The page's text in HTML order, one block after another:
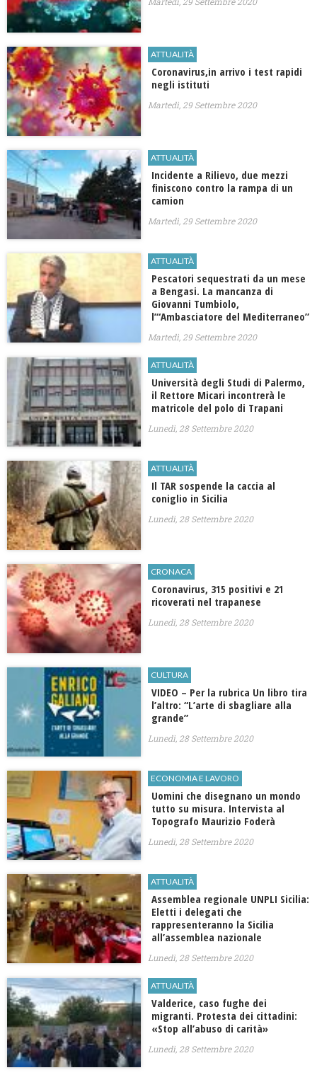
ATTUALITÀ
Coronavirus,in arrivo i test rapidi
negli istituti
Martedì, 29 Settembre 2020
ATTUALITÀ
Incidente a Rilievo, due mezzi
finiscono contro la rampa di un
camion
Martedì, 29 Settembre 2020
ATTUALITÀ
Pescatori sequestrati da un mese
a Bengasi. La mancanza di
Giovanni Tumbiolo,
l’“Ambasciatore del Mediterraneo”
Martedì, 29 Settembre 2020
ATTUALITÀ
Università degli Studi di Palermo,
il Rettore Micari incontrerà le
matricole del polo di Trapani
Lunedì, 28 Settembre 2020
ATTUALITÀ
Il TAR sospende la caccia al
coniglio in Sicilia
Lunedì, 28 Settembre 2020
CRONACA
Coronavirus, 315 positivi e 21
ricoverati nel trapanese
Lunedì, 28 Settembre 2020
CULTURA
VIDEO – Per la rubrica Un libro tira
l’altro: “L’arte di sbagliare alla
grande”
Lunedì, 28 Settembre 2020
ECONOMIA E LAVORO
Uomini che disegnano un mondo
tutto su misura. Intervista al
Topografo Maurizio Foderà
Lunedì, 28 Settembre 2020
ATTUALITÀ
Assemblea regionale UNPLI Sicilia:
Eletti i delegati che
rappresenteranno la Sicilia
all’assemblea nazionale
Lunedì, 28 Settembre 2020
ATTUALITÀ
Valderice, caso fughe dei
migranti. Protesta dei cittadini:
«Stop all’abuso di carità»
Lunedì, 28 Settembre 2020